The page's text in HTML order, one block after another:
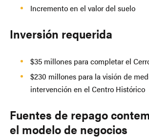
Incremento en el valor del suelo
Inversión requerida
$35 millones para completar el
$230 millones para la visión de
intervención en el Centro Histórico
Fuentes de repago
el modelo de negocios